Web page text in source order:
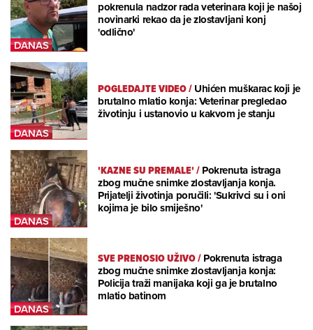
pokrenula nadzor rada veterinara koji je našoj
novinarki rekao da je zlostavljani konj
'odlično'
POGLEDAJTE VIDEO/Uhićen muškarac koji je
brutalno mlatio konja: Veterinar pregledao
životinju i ustanovio u kakvom je stanju
'KAZNE SU PREMALE'/Pokrenuta istraga
zbog mučne snimke zlostavljanja konja.
Prijatelji životinja poručili: 'Sukrivci su i oni
kojima je bilo smiješno'
SVE PRENOSIO UŽIVO/Pokrenuta istraga
zbog mučne snimke zlostavljanja konja:
Policija traži manijaka koji ga je brutalno
mlatio batinom